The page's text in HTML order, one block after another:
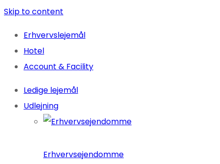
Skip to content
Erhvervslejemål
Hotel
Account & Facility
Ledige lejemål
Udlejning
Erhvervsejendomme